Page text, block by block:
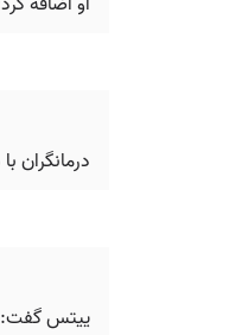
درمانگران
ییتس گفت: